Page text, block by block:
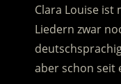
Clara Louise ist
Liedern zwar
aber schon seit